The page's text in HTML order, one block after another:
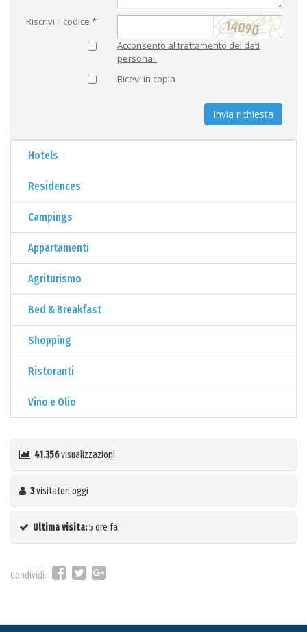
Riscrivi il codice *
Acconsento al trattamento dei dati
personali
Ricevi in copia
Invia richiesta
Hotels
Residences
Campings
Appartamenti
Agriturismo
Bed & Breakfast
Shopping
Ristoranti
Vino e Olio
41.356visualizzazioni
3visitatori oggi
Ultima visita:5 ore fa
Condividi: